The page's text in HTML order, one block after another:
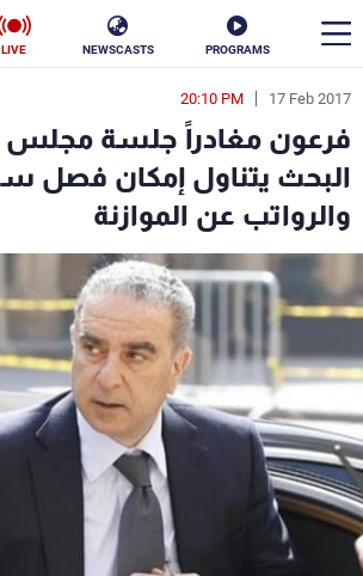
PROGRAMS
NEWSCASTS
LIVE
17 Feb 2017
20:10 PM
فرعون مغادراً جلسة مجلس
البحث يتناول إمكان فصل
والرواتب عن الموازنة
en
الأخبار
سياسة
منوعات رياضة
كأس العالم
البرامج
جدول البرامج
شاهد البرامج